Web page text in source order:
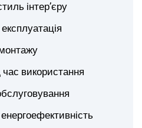
інтер’єру
час використання